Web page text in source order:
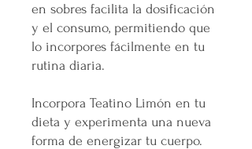
en sobres facilita la dosificación
y el consumo, permitiendo que
lo incorpores fácilmente en tu
rutina diaria.
Incorpora Teatino Limón en tu
dieta y experimenta una nueva
forma de energizar tu cuerpo.